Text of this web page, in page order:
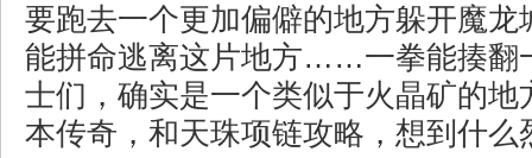
要跑去一个更加偏僻的地方躲开魔龙
能拼命逃离这片地方……一拳能揍翻
士们，确实是一个类似于火晶矿的地
本传奇，和天珠项链攻略，想到什么